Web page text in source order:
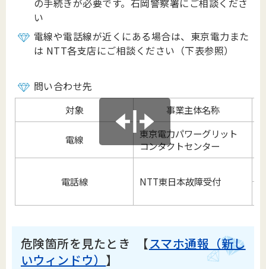
の手続きが必要です。石岡警察署にご相談くださ
い
電線や電話線が近くにある場合は、東京電力また
は NTT各支店にご相談ください（下表参照）
問い合わせ先
対象 事業主体名称
電線
東京電力パワーグリット
コンタクトセンター
電話線 NTT東日本故障受付
危険箇所を見たとき 【スマホ通報（新し
いウィンドウ） 】